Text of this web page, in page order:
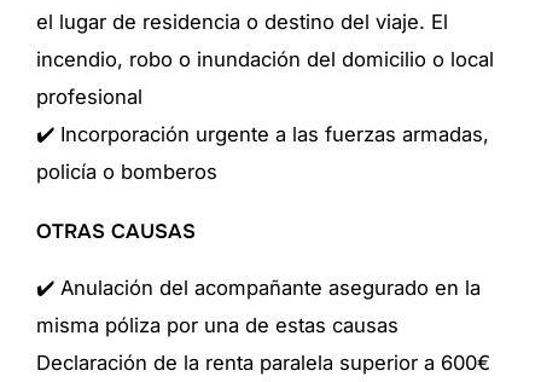
el lugar de residencia o destino del viaje. El
incendio, robo o inundación del domicilio o local
profesional
✔️ Incorporación urgente a las fuerzas armadas,
policía o bomberos
OTRAS CAUSAS
✔️ Anulación del acompañante asegurado en la
misma póliza por una de estas causas
Declaración de la renta paralela superior a 600€